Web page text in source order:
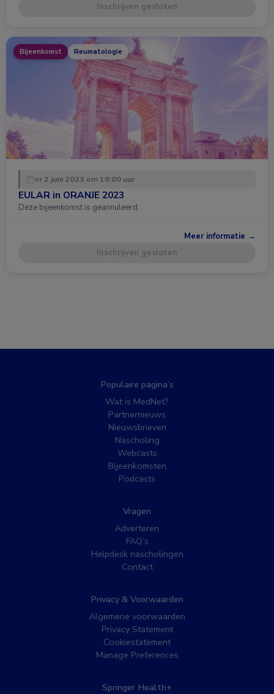
Inschrijven gesloten
Bijeenkomst Reumatologie
vr 2 juni 2023 om 18:00 uur
EULAR in ORANJE 2023
Deze bijeenkomst is geannuleerd.
Meer informatie →
Inschrijven gesloten
Populaire pagina’s
Wat is MedNet?
Partnernieuws
Nieuwsbrieven
Nascholing
Webcasts
Bijeenkomsten
Podcasts
Vragen
Adverteren
FAQ’s
Helpdesk nascholingen
Contact
Privacy & Voorwaarden
Algemene voorwaarden
Privacy Statement
Cookiestatement
Manage Preferences
Springer Health+